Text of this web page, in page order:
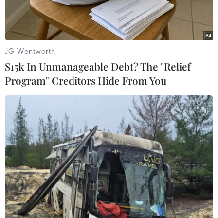
Binh sỹ Malaysia đặt rào chắn để thực hiện Mệnh lệnh Kiểm
soát Di chuyển (MCO) tại Kuala Lumpur, Malaysia. (Ảnh:
THX/TTXVN)
Ngày 22/4, theo phóng viên TTXVN tại Kuala
Lumpur, Tổng Giám đốc Cơ quan Y tế Malaysia
JG Wentworth
$15k In Unmanageable Debt? The "Relief
Program" Creditors Hide From You